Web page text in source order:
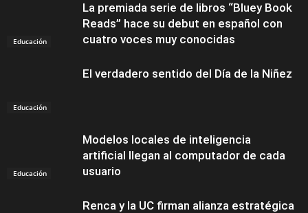
Educación
La premiada serie de libros “Bluey Book
Reads” hace su debut en español con
cuatro voces muy conocidas
Educación
El verdadero sentido del Día de la Niñez
Educación
Modelos locales de inteligencia
artificial llegan al computador de cada
usuario
Renca y la UC firman alianza estratégica